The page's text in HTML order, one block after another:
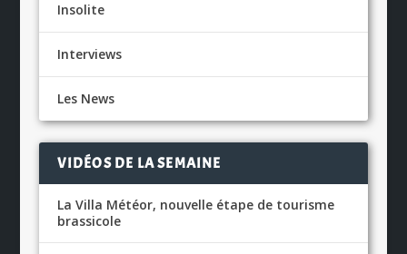
Insolite
Interviews
Les News
VIDÉOS DE LA SEMAINE
La Villa Météor, nouvelle étape de tourisme
brassicole